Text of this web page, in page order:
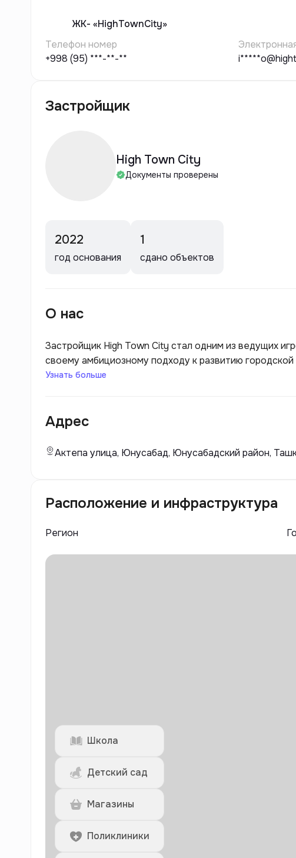
ЖК- «HighTownCity»
Телефон номер
+998 (95) ***-**-**
Застройщик
High Town City
Документы проверены
2022
год основания
1
сдано объектов
О нас
Застройщик High Town City стал одним из ведущих
своему амбициозному подходу к развитию
на создание современных жилых комплексов,
инфраструктурой.
Узнать больше
Адрес
Актепа улица, Юнусабад, Юнусабадский район,
Расположение и инфраструктура
Регион
Школа
Детский сад
Магазины
Поликлиники